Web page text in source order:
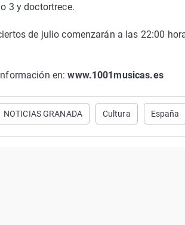
3 y doctortrece.
de julio comenzarán a las 22:00
en: www.1001musicas.es
NOTICIAS GRANADA Cultura España